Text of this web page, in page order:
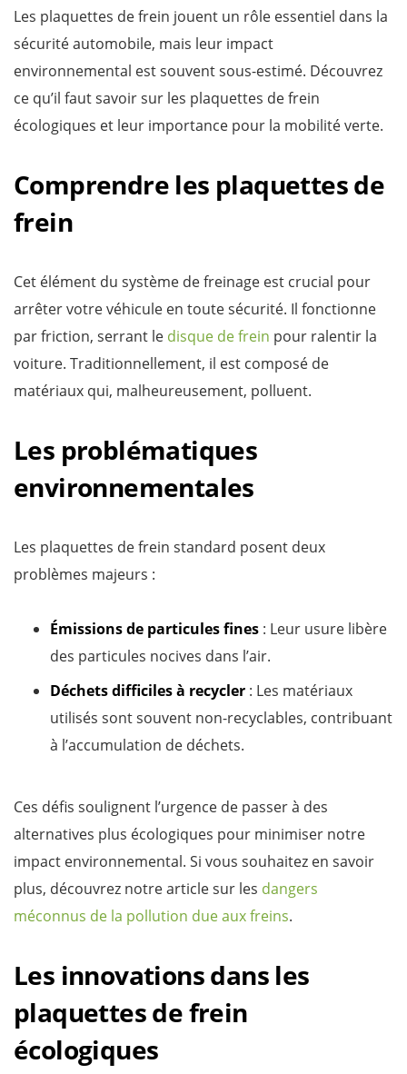
Les plaquettes de frein jouent un rôle essentiel dans la
sécurité automobile, mais leur impact
environnemental est souvent sous-estimé. Découvrez
ce qu’il faut savoir sur les plaquettes de frein
écologiques et leur importance pour la mobilité verte.
Comprendre les plaquettes de
frein
Cet élément du système de freinage est crucial pour
arrêter votre véhicule en toute sécurité. Il fonctionne
par friction, serrant le disque de frein pour ralentir la
voiture. Traditionnellement, il est composé de
matériaux qui, malheureusement, polluent.
Les problématiques
environnementales
Les plaquettes de frein standard posent deux
problèmes majeurs :
Émissions de particules fines : Leur usure libère
des particules nocives dans l’air.
Déchets difficiles à recycler : Les matériaux
utilisés sont souvent non-recyclables, contribuant
à l’accumulation de déchets.
Ces défis soulignent l’urgence de passer à des
alternatives plus écologiques pour minimiser notre
impact environnemental. Si vous souhaitez en savoir
plus, découvrez notre article sur les dangers
méconnus de la pollution due aux freins.
Les innovations dans les
plaquettes de frein
écologiques